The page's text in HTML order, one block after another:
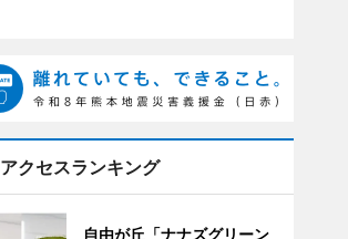
アクセスランキング
自由が丘「ナナズグリーン